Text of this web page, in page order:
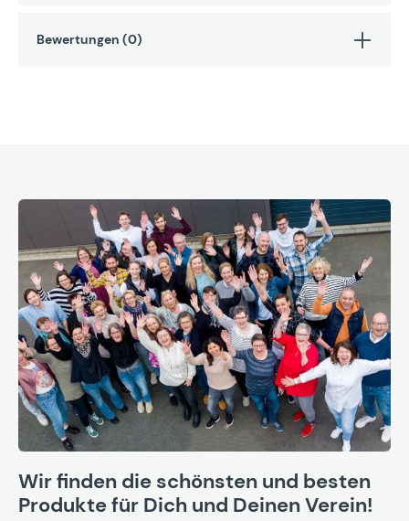
Bewertungen (0)
Wir finden die schönsten und besten
Produkte für Dich und Deinen Verein!